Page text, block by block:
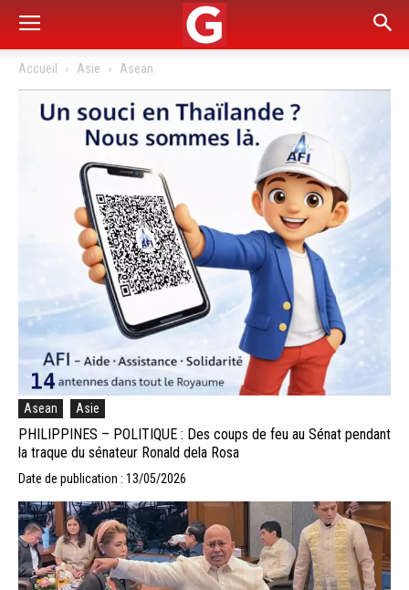
Accueil Asie Asean
Asean Asie
PHILIPPINES – POLITIQUE : Des coups de feu au Sénat pendant
la traque du sénateur Ronald dela Rosa
Date de publication : 13/05/2026